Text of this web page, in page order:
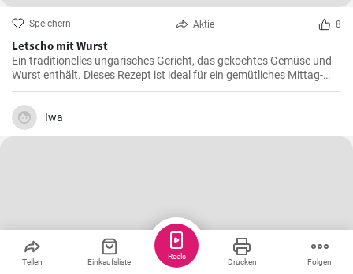
Speichern Aktie 8
Letscho mit Wurst
Ein traditionelles ungarisches Gericht, das gekochtes Gemüse und
Wurst enthält. Dieses Rezept ist ideal für ein gemütliches Mittag-
oder Abendessen.
Iwa
Teilen Einkaufsliste Drucken Folgen
Reels